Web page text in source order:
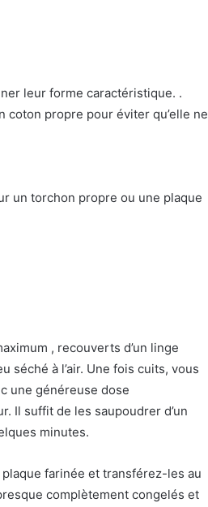
leur forme caractéristique. .
coton propre pour éviter qu’elle ne
un torchon propre ou une plaque
, recouverts d’un linge
séché à l’air. Une fois cuits, vous
une généreuse dose
Il suffit de les saupoudrer d’un
minutes.
farinée et transférez-les au
complètement congelés et